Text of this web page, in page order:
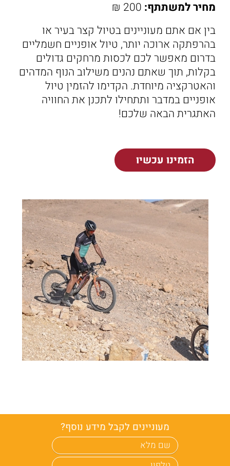
מחיר למשתתף:
בין אם אתם מעוניינים בטיול קצר בעיר או
בהרפתקה ארוכה יותר, טיול אופניים חשמליים
בדרום מאפשר לכם לכסות מרחקים גדולים
בקלות, תוך שאתם נהנים משילוב הנוף המדהים
והאטרקציה מיוחדת. הקדימו להזמין טיול
אופניים במדבר ותתחילו לתכנן את החוויה
האתגרית הבאה שלכם!
הזמינו עכשיו
מעוניינים לקבל מידע נוסף?